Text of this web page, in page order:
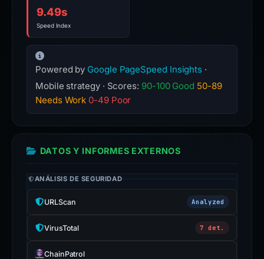
9.49s
Speed Index
Powered by Google PageSpeed Insights ·
Mobile strategy · Scores: 90-100 Good 50-89
Needs Work 0-49 Poor
DATOS Y INFORMES EXTERNOS
ANÁLISIS DE SEGURIDAD
URLScan Analyzed
VirusTotal 7 det.
ChainPatrol